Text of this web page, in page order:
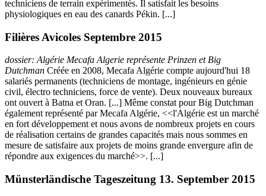
techniciens de terrain expérimentés. Il satisfait les besoins
physiologiques en eau des canards Pékin. [...]
Filières Avicoles Septembre 2015
dossier: Algérie Mecafa Algerie représente Prinzen et Big
Dutchman Créée en 2008, Mecafa Algérie compte aujourd'hui 18
salariés permanents (techniciens de montage, ingénieurs en génie
civil, électro techniciens, force de vente). Deux nouveaux bureaux
ont ouvert à Batna et Oran. [...] Même constat pour Big Dutchman
également représenté par Mecafa Algérie, <<l'Algérie est un marché
en fort développement et nous avons de nombreux projets en cours
de réalisation certains de grandes capacités mais nous sommes en
mesure de satisfaire aux projets de moins grande envergure afin de
répondre aux exigences du marché>>. [...]
Münsterländische Tageszeitung 13. September 2015